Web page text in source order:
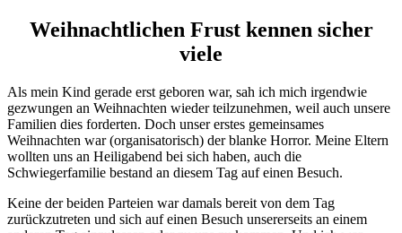
Weihnachtlichen Frust kennen sicher
viele
Als mein Kind gerade erst geboren war, sah ich mich irgendwie
gezwungen an Weihnachten wieder teilzunehmen, weil auch unsere
Familien dies forderten. Doch unser erstes gemeinsames
Weihnachten war (organisatorisch) der blanke Horror. Meine Eltern
wollten uns an Heiligabend bei sich haben, auch die
Schwiegerfamilie bestand an diesem Tag auf einen Besuch.
Keine der beiden Parteien war damals bereit von dem Tag
zurückzutreten und sich auf einen Besuch unsererseits an einem